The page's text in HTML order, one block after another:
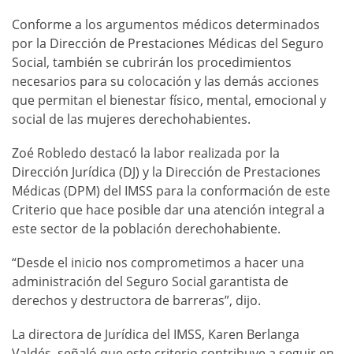
Conforme a los argumentos médicos determinados
por la Dirección de Prestaciones Médicas del Seguro
Social, también se cubrirán los procedimientos
necesarios para su colocación y las demás acciones
que permitan el bienestar físico, mental, emocional y
social de las mujeres derechohabientes.
Zoé Robledo destacó la labor realizada por la
Dirección Jurídica (DJ) y la Dirección de Prestaciones
Médicas (DPM) del IMSS para la conformación de este
Criterio que hace posible dar una atención integral a
este sector de la población derechohabiente.
“Desde el inicio nos comprometimos a hacer una
administración del Seguro Social garantista de
derechos y destructora de barreras”, dijo.
La directora de Jurídica del IMSS, Karen Berlanga